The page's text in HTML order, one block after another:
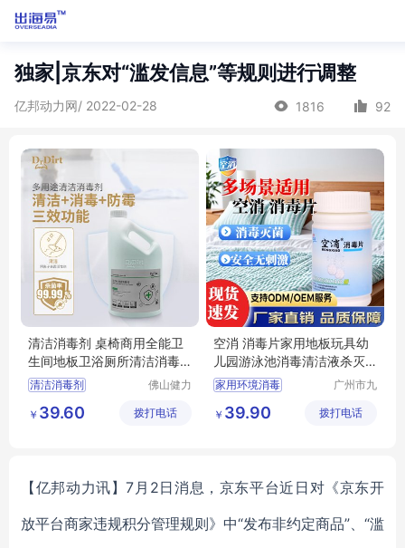
独家|京东对“滥发信息”等规则进行调整
亿邦动力网/ 2022-02-28 1816 92
清洁消毒剂 桌椅商用全能卫
生间地板卫浴厕所清洁消毒
防霉清洁液剂
清洁消毒剂
全能消毒清洁剂
佛山健力
有限公司
￥ 39.60 拨打电话
空消 消毒片家用地板玩具幼
儿园游泳池消毒清洁液杀灭
细菌泡腾片
家用环境消毒
家用居家餐具消毒杀菌
广州市九
技有限公
￥ 39.90 拨打电话
【亿邦动力讯】7月2日消息，京东平台近日对《京东开
放平台商家违规积分管理规则》中“发布非约定商品”、“滥